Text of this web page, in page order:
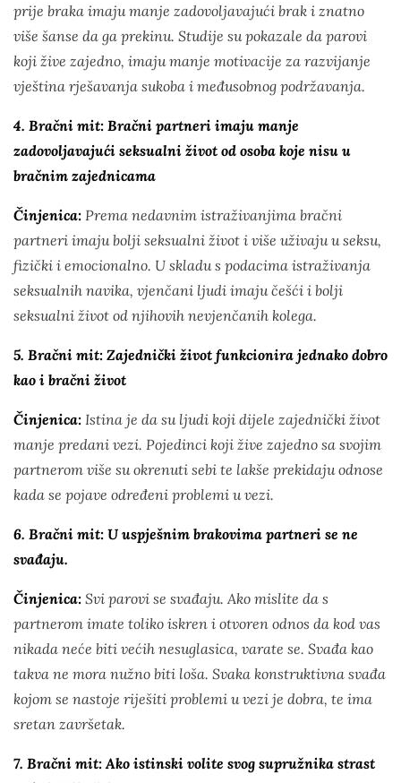
prije braka imaju manje zadovoljavajući brak i znatno
više šanse da ga prekinu. Studije su pokazale da parovi
koji žive zajedno, imaju manje motivacije za razvijanje
vještina rješavanja sukoba i međusobnog podržavanja.
4. Bračni mit: Bračni partneri imaju manje
zadovoljavajući seksualni život od osoba koje nisu u
bračnim zajednicama
Činjenica: Prema nedavnim istraživanjima bračni
partneri imaju bolji seksualni život i više uživaju u seksu,
fizički i emocionalno. U skladu s podacima istraživanja
seksualnih navika, vjenčani ljudi imaju češći i bolji
seksualni život od njihovih nevjenčanih kolega.
5. Bračni mit: Zajednički život funkcionira jednako dobro
kao i bračni život
Činjenica: Istina je da su ljudi koji dijele zajednički život
manje predani vezi. Pojedinci koji žive zajedno sa svojim
partnerom više su okrenuti sebi te lakše prekidaju odnose
kada se pojave određeni problemi u vezi.
6. Bračni mit: U uspješnim brakovima partneri se ne
svađaju.
Činjenica: Svi parovi se svađaju. Ako mislite da s
partnerom imate toliko iskren i otvoren odnos da kod vas
nikada neće biti većih nesuglasica, varate se. Svađa kao
takva ne mora nužno biti loša. Svaka konstruktivna svađa
kojom se nastoje riješiti problemi u vezi je dobra, te ima
sretan završetak.
7. Bračni mit: Ako istinski volite svog supružnika strast